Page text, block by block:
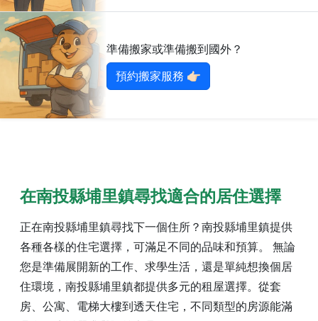
準備搬家或準備搬到國外？
預約搬家服務 👉🏻
在南投縣埔里鎮尋找適合的居住選擇
正在南投縣埔里鎮尋找下一個住所？南投縣埔里鎮提供
各種各樣的住宅選擇，可滿足不同的品味和預算。 無論
您是準備展開新的工作、求學生活，還是單純想換個居
住環境，南投縣埔里鎮都提供多元的租屋選擇。從套
房、公寓、電梯大樓到透天住宅，不同類型的房源能滿